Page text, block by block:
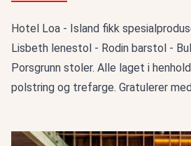
Hotel Loa - Island fikk
Lisbeth lenestol - Rodin barstol -
Porsgrunn stoler. Alle laget i
polstring og trefarge. Gratulerer